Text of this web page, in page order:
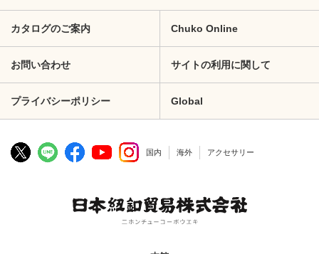
カタログのご案内 Chuko Online
お問い合わせ サイトの利用に関して
プライバシーポリシー Global
国内 海外 アクセサリー